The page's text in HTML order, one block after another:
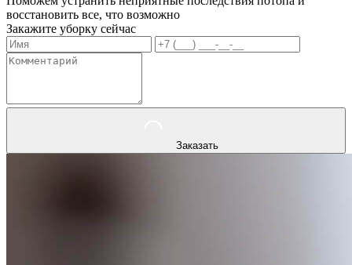
восстановить все, что возможно
Закажите уборку сейчас
Заказать